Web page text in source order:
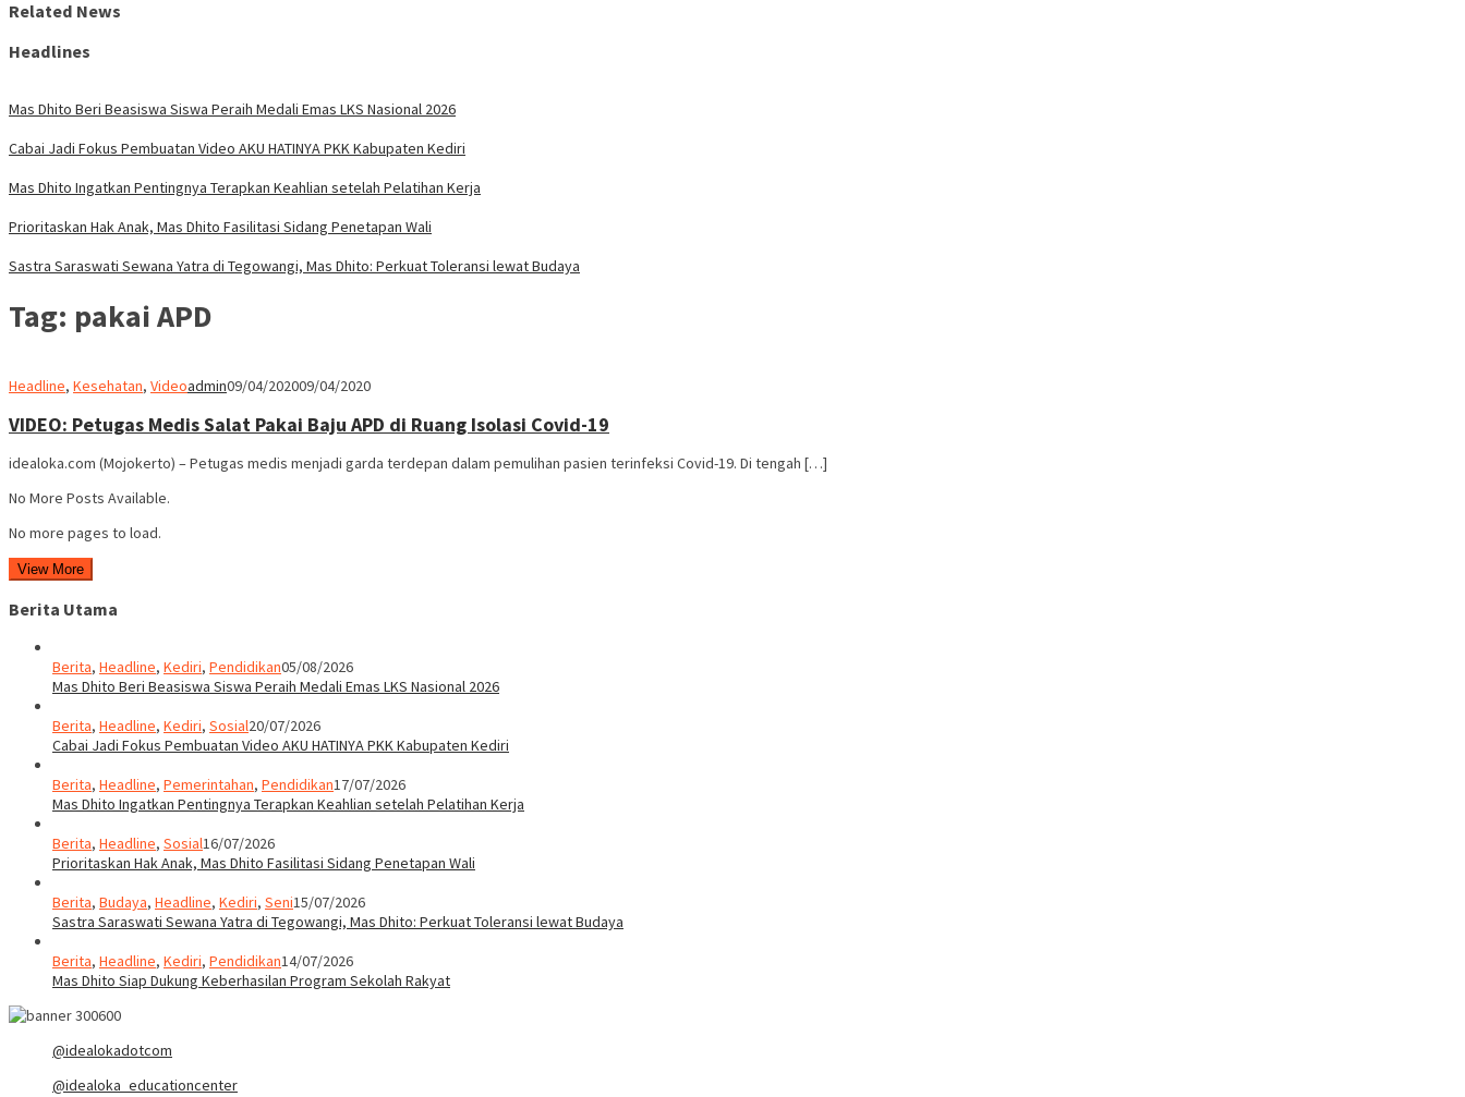
Related News
Headlines
Mas Dhito Beri Beasiswa Siswa Peraih Medali Emas LKS Nasional 2026
Cabai Jadi Fokus Pembuatan Video AKU HATINYA PKK Kabupaten Kediri
Mas Dhito Ingatkan Pentingnya Terapkan Keahlian setelah Pelatihan Kerja
Prioritaskan Hak Anak, Mas Dhito Fasilitasi Sidang Penetapan Wali
Sastra Saraswati Sewana Yatra di Tegowangi, Mas Dhito: Perkuat Toleransi lewat Budaya
Tag: pakai APD
Headline, Kesehatan, Videoadmin09/04/202009/04/2020
VIDEO: Petugas Medis Salat Pakai Baju APD di Ruang Isolasi Covid-19
idealoka.com (Mojokerto) – Petugas medis menjadi garda terdepan dalam pemulihan pasien terinfeksi Covid-19. Di tengah […]
No More Posts Available.
No more pages to load.
View More
Berita Utama
Berita, Headline, Kediri, Pendidikan05/08/2026
Mas Dhito Beri Beasiswa Siswa Peraih Medali Emas LKS Nasional 2026
Berita, Headline, Kediri, Sosial20/07/2026
Cabai Jadi Fokus Pembuatan Video AKU HATINYA PKK Kabupaten Kediri
Berita, Headline, Pemerintahan, Pendidikan17/07/2026
Mas Dhito Ingatkan Pentingnya Terapkan Keahlian setelah Pelatihan Kerja
Berita, Headline, Sosial16/07/2026
Prioritaskan Hak Anak, Mas Dhito Fasilitasi Sidang Penetapan Wali
Berita, Budaya, Headline, Kediri, Seni15/07/2026
Sastra Saraswati Sewana Yatra di Tegowangi, Mas Dhito: Perkuat Toleransi lewat Budaya
Berita, Headline, Kediri, Pendidikan14/07/2026
Mas Dhito Siap Dukung Keberhasilan Program Sekolah Rakyat
@idealokadotcom
@idealoka_educationcenter